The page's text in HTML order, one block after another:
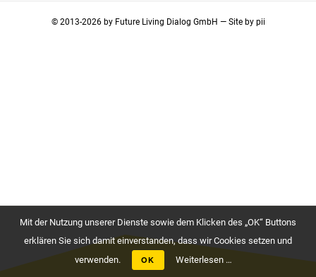
© 2013-2026 by Future Living Dialog GmbH — Site by pii
Mit der Nutzung unserer Dienste sowie dem Klicken des „OK“ Buttons
erklären Sie sich damit einverstanden, dass wir Cookies setzen und
verwenden.
OK Weiterlesen …